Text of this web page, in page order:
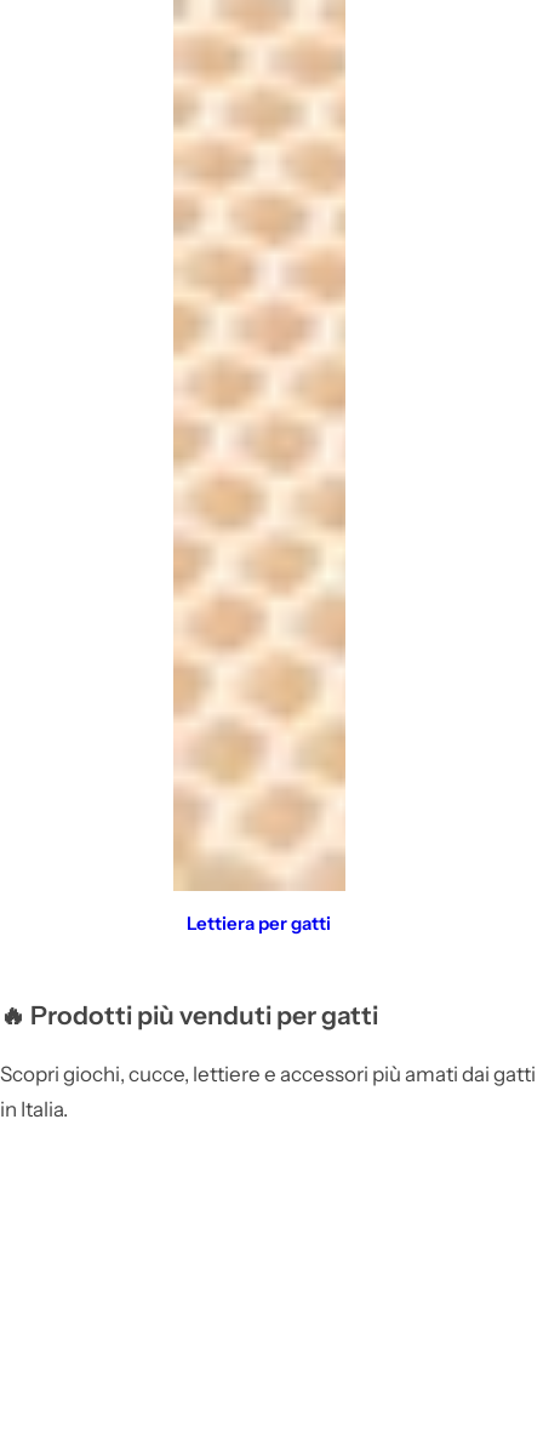
Lettiera per gatti
🔥 Prodotti più venduti per gatti
Scopri giochi, cucce, lettiere e accessori più amati dai gatti
in Italia.